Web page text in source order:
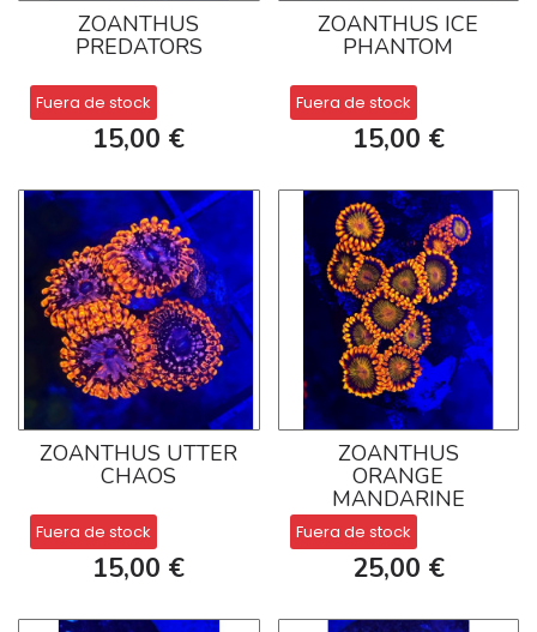
ZOANTHUS
PREDATORS
Fuera de stock
15,00 €
ZOANTHUS ICE
PHANTOM
Fuera de stock
15,00 €
ZOANTHUS UTTER
CHAOS
Fuera de stock
15,00 €
ZOANTHUS
ORANGE
MANDARINE
Fuera de stock
25,00 €